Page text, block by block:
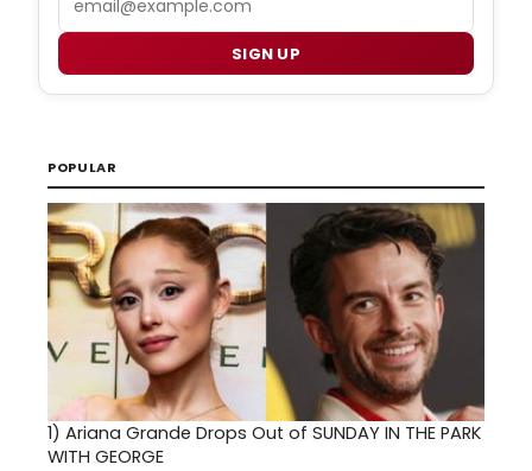
SIGN UP
POPULAR
1) Ariana Grande Drops Out of SUNDAY IN THE PARK
WITH GEORGE